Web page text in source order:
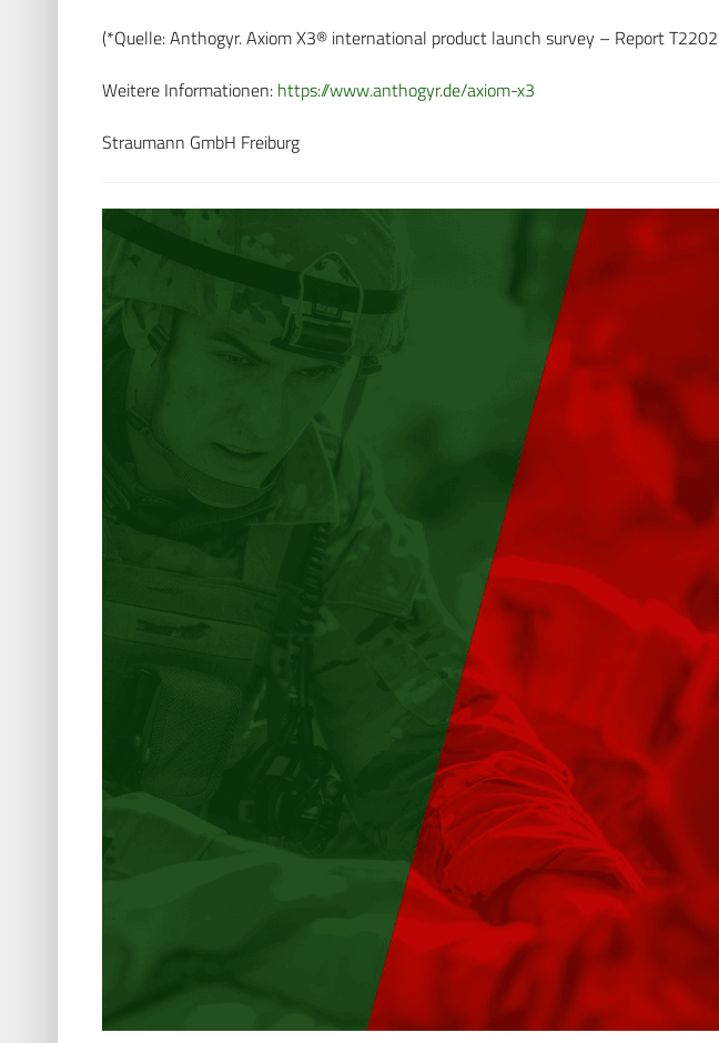
(*Quelle: Anthogyr. Axiom X3® international product launch survey – Report
Weitere Informationen: https://www.anthogyr.de/axiom-x3
Straumann GmbH Freiburg